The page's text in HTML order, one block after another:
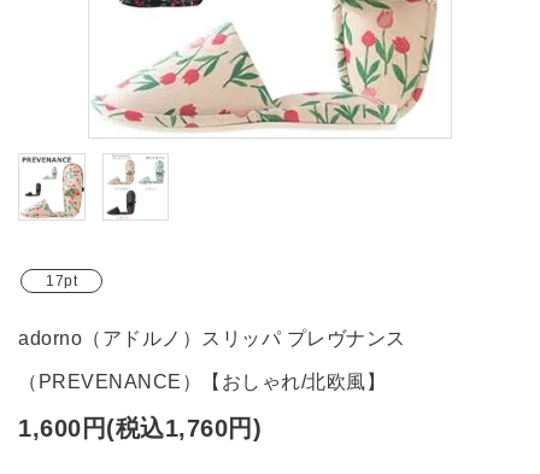
ガイドライン
17pt
adorno（アドルノ）スリッパ プレヴナンス
（PREVENANCE）【おしゃれ/北欧風】
1,600円(税込1,760円)